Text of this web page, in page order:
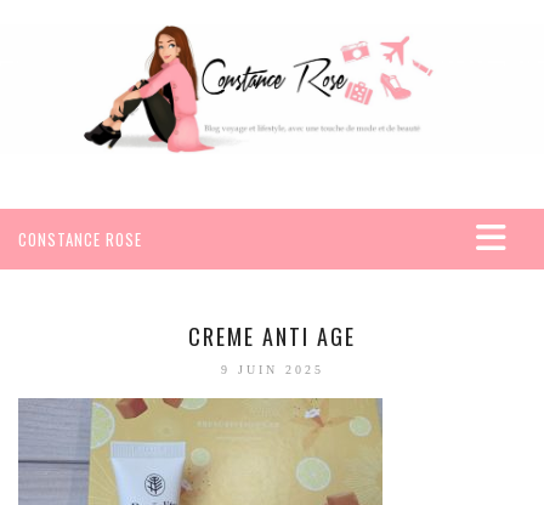
CONSTANCE ROSE
EGYPTE
SEYCHELLES
AMÉRIQUE
CREME ANTI AGE
9 JUIN 2025